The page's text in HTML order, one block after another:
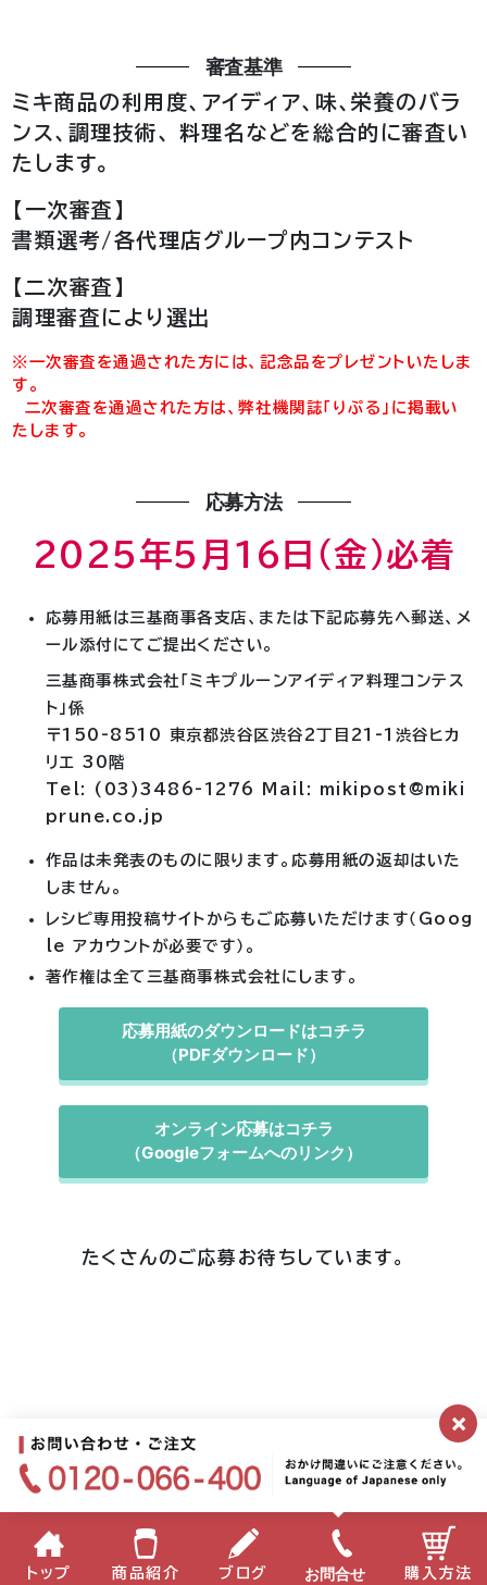
審査基準
ミキ商品の利用度、アイディア、味、栄養のバラ
ンス、調理技術、
料理名などを総合的に審査い
たします。
【一次審査】
書類選考/各代理店グループ内コンテスト
【二次審査】
調理審査により選出
※一次審査を通過された方には、記念品をプレゼントいたしま
す。
二次審査を通過された方は、弊社機関誌「りぷる」に掲載い
たします。
応募方法
2025年5月16日（金）必着
応募用紙は三基商事各支店、または下記応募先へ郵送、メ
ール添付にてご提出ください。
三基商事株式会社「ミキプルーンアイディア料理コンテス
ト」係
〒150-8510 東京都渋谷区渋谷2丁目21-1渋谷ヒカ
リエ 30階
Tel: (03)3486-1276 Mail: mikipost@miki
prune.co.jp
作品は未発表のものに限ります。応募用紙の返却はいた
しません。
レシピ専用投稿サイトからもご応募いただけます（Goog
le アカウントが必要です）。
著作権は全て三基商事株式会社にします。
応募用紙のダウンロードはコチラ
（PDFダウンロード）
オンライン応募はコチラ
（Googleフォームへのリンク）
たくさんのご応募お待ちしています。
×
トップ 商品紹介 ブログ お問合せ 購入方法